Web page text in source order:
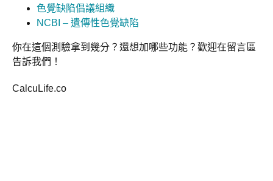
色覺缺陷倡議組織
NCBI – 遺傳性色覺缺陷
你在這個測驗拿到幾分？還想加哪些功能？歡迎在留言區
告訴我們！
CalcuLife.co